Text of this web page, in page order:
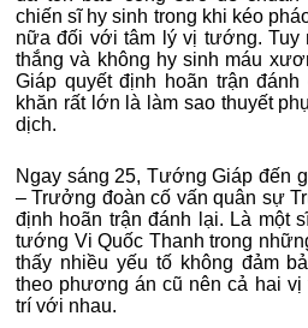
chiến sĩ hy sinh trong khi kéo
nữa đối với tâm lý vị tướng. Tuy
thắng và không hy sinh máu
Giáp quyết định hoãn trận
khăn rất lớn là làm sao thuyết
dịch.
Ngay sáng 25, Tướng Giáp đến
– Trưởng đoàn cố vấn quân sự
định hoãn trận đánh lại. Là một
tướng Vi Quốc Thanh trong
thấy nhiều yếu tố không đảm
theo phương án cũ nên cả hai
trí với nhau.